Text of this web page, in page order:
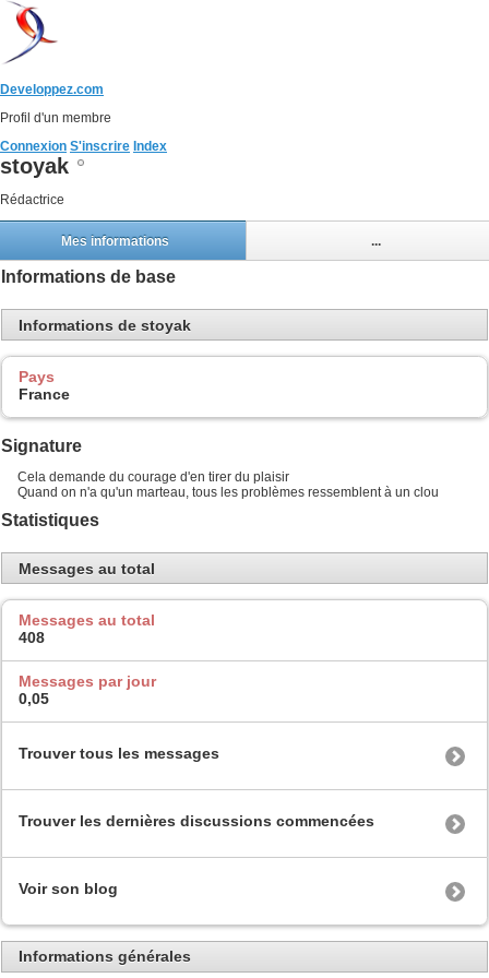
Developpez.com
Profil d'un membre
Connexion S'inscrire Index
stoyak
Rédactrice
Mes informations ...
Informations de base
Informations de stoyak
Pays
France
Signature
Cela demande du courage d'en tirer du plaisir
Quand on n'a qu'un marteau, tous les problèmes ressemblent à un clou
Statistiques
Messages au total
Messages au total
408
Messages par jour
0,05
Trouver tous les messages
Trouver les dernières discussions commencées
Voir son blog
Informations générales